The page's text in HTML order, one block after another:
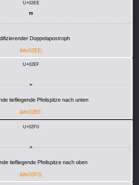
U+02EE
ˮ
Doppelapostroph
&#x02EE;
U+02EF
tiefliegende Pfeilspitze nach unten
&#x02EF;
U+02F0
tiefliegende Pfeilspitze nach oben
&#x02F0;